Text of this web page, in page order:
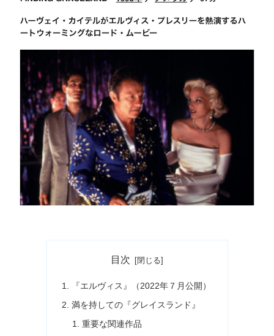
目次
『エルヴィス』（2022年７月公開）
満を持しての『グレイスランド』
重要な関連作品